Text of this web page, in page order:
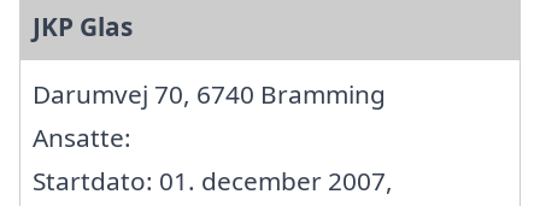
JKP Glas
Darumvej 70, 6740 Bramming
Ansatte:
Startdato: 01. december 2007,